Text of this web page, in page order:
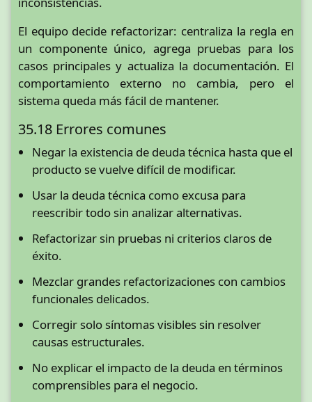
El equipo decide refactorizar: centraliza la regla en
un componente único, agrega pruebas para los
casos principales y actualiza la documentación. El
comportamiento externo no cambia, pero el
sistema queda más fácil de mantener.
35.18 Errores comunes
Negar la existencia de deuda técnica hasta que el
producto se vuelve difícil de modificar.
Usar la deuda técnica como excusa para
reescribir todo sin analizar alternativas.
Refactorizar sin pruebas ni criterios claros de
éxito.
Mezclar grandes refactorizaciones con cambios
funcionales delicados.
Corregir solo síntomas visibles sin resolver
causas estructurales.
No explicar el impacto de la deuda en términos
comprensibles para el negocio.